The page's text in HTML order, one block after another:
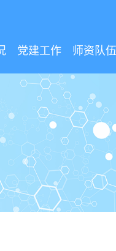
党建工作 师资队伍